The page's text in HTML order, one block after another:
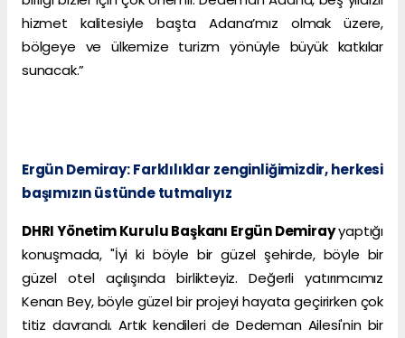
hizmet kalitesiyle başta Adana’mız olmak üzere,
bölgeye ve ülkemize turizm yönüyle büyük katkılar
sunacak.”
Ergün Demiray: Farklılıklar zenginliğimizdir, herkesi
başımızın üstünde tutmalıyız
DHRI Yönetim Kurulu Başkanı Ergün Demirayyaptığı
konuşmada, "İyi ki böyle bir güzel şehirde, böyle bir
güzel otel açılışında birlikteyiz. Değerli yatırımcımız
Kenan Bey, böyle güzel bir projeyi hayata geçirirken çok
titiz davrandı. Artık kendileri de Dedeman Ailesi'nin bir